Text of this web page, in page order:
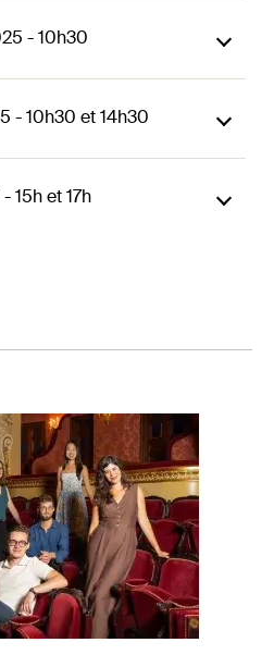
- 10h30
- 10h30 et 14h30
15h et 17h